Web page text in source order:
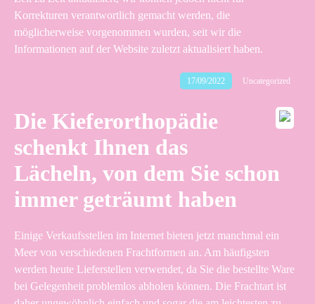
Korrekturen verantwortlich gemacht werden, die
möglicherweise vorgenommen wurden, seit wir die
Informationen auf der Website zuletzt aktualisiert haben.
17/09/2022 Uncategorized
Die Kieferorthopädie
schenkt Ihnen das
Lächeln, von dem Sie schon
immer geträumt haben
Einige Verkaufsstellen im Internet bieten jetzt manchmal ein
Meer von verschiedenen Frachtformen an. Am häufigsten
werden heute Lieferstellen verwendet, da Sie die bestellte Ware
bei Gelegenheit problemlos abholen können. Die Frachtart ist